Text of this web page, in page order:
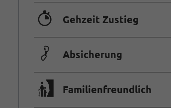
🐲 Gehzeit Zustieg
🟏 Absicherung
🅟 Familienfreundlich